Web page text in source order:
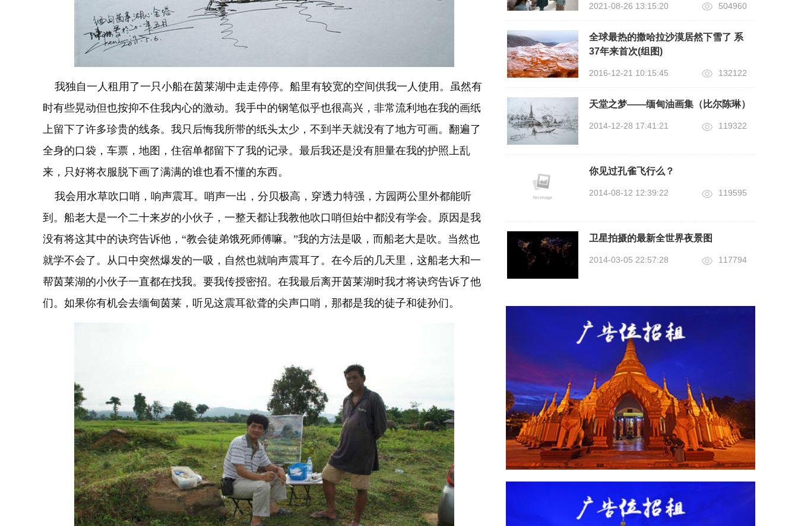
我独自一人租用了一只小船在茵莱湖中走走停停。船里有较宽的空间供我一人使用。虽然有
时有些晃动但也按抑不住我内心的激动。我手中的钢笔似乎也很高兴，非常流利地在我的画纸
上留下了许多珍贵的线条。我只后悔我所带的纸头太少，不到半天就没有了地方可画。翻遍了
全身的口袋，车票，地图，住宿单都留下了我的记录。最后我还是没有胆量在我的护照上乱
来，只好将衣服脱下画了满满的谁也看不懂的东西。
我会用水草吹口哨，响声震耳。哨声一出，分贝极高，穿透力特强，方园两公里外都能听
到。船老大是一个二十来岁的小伙子，一整天都让我教他吹口哨但始中都没有学会。原因是我
没有将这其中的诀窍告诉他，“教会徒弟饿死师傅嘛。”我的方法是吸，而船老大是吹。当然也
就学不会了。从口中突然爆发的一吸，自然也就响声震耳了。在今后的几天里，这船老大和一
帮茵莱湖的小伙子一直都在找我。要我传授密招。在我最后离开茵莱湖时我才将诀窍告诉了他
们。如果你有机会去缅甸茵莱，听见这震耳欲聋的尖声口哨，那都是我的徒子和徒孙们。
2021-08-26 13:15:20 504960
全球最热的撒哈拉沙漠居然下雪了 系
37年来首次(组图)
2016-12-21 10:15:45 132122
天堂之梦——缅甸油画集（比尔陈琳）
2014-12-28 17:41:21 119322
你见过孔雀飞行么？
2014-08-12 12:39:22 119595
卫星拍摄的最新全世界夜景图
2014-03-05 22:57:28 117794